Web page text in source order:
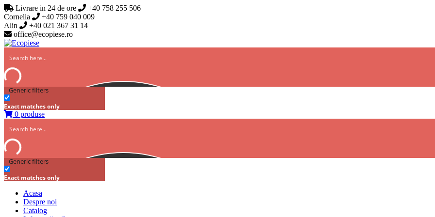
Livrare in 24 de ore
+40 758 255 506
Cornelia
+40 759 040 009
Alin
+40 021 367 31 14
office@ecopiese.ro
Generic filters
Exact matches only
0 produse
Generic filters
Exact matches only
Acasa
Despre noi
Catalog